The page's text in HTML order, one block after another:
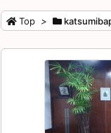
リ
ー
Top >